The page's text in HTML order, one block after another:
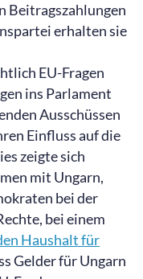
Beitragszahlungen
erhalten sie
EU-Fragen
ins Parlament
Ausschüssen
Einfluss auf die
zeigte sich
mit Ungarn,
bei der
bei einem
Haushalt für
Gelder für Ungarn